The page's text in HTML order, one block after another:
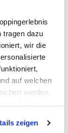
tragen dazu
wir die
auf welchen
werden.
auf jeden
zeigen